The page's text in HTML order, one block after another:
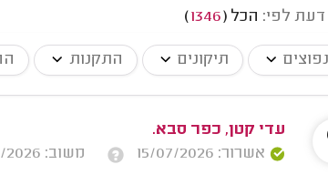
דעת לפי: הכל (
1346
)
תיקונים התקנות
עדי קטן, כפר סבא.
אשרור: 15/07/2026
משוב: 14/04/2026